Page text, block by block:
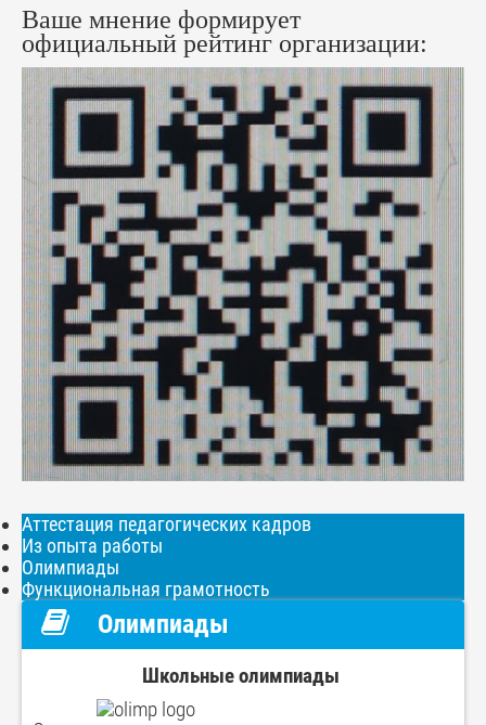
Ваше мнение формирует
официальный рейтинг организации:
Аттестация педагогических кадров
Из опыта работы
Олимпиады
Функциональная грамотность
Олимпиады
Школьные олимпиады